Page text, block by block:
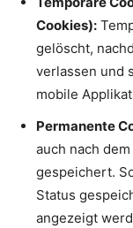
Cookies):
gelöscht,
verlassen und
mobile
Permanente
auch nach
gespeichert.
Status
angezeigt